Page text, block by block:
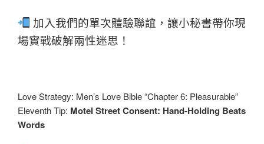
加入我們的單次體驗聯誼，讓小秘書帶你現
場實戰破解兩性迷思！
Love Strategy: Men’s Love Bible “Chapter 6: Pleasurable”
Eleventh Tip: Motel Street Consent: Hand-Holding Beats
Words